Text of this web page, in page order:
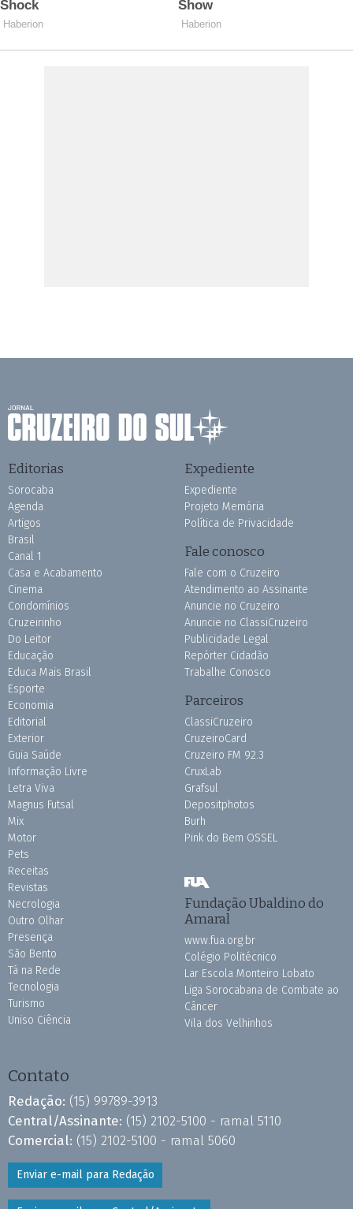
Editorias
Sorocaba
Agenda
Artigos
Brasil
Canal 1
Casa e Acabamento
Cinema
Condomínios
Cruzeirinho
Do Leitor
Educação
Educa Mais Brasil
Esporte
Economia
Editorial
Exterior
Guia Saúde
Informação Livre
Letra Viva
Magnus Futsal
Mix
Motor
Pets
Receitas
Revistas
Necrologia
Outro Olhar
Presença
São Bento
Tá na Rede
Tecnologia
Turismo
Uniso Ciência
Expediente
Expediente
Projeto Memória
Política de Privacidade
Fale conosco
Fale com o Cruzeiro
Atendimento ao Assinante
Anuncie no Cruzeiro
Anuncie no ClassiCruzeiro
Publicidade Legal
Repórter Cidadão
Trabalhe Conosco
Parceiros
ClassiCruzeiro
CruzeiroCard
Cruzeiro FM 92.3
CruxLab
Grafsul
Depositphotos
Burh
Pink do Bem OSSEL
Fundação Ubaldino do
Amaral
www.fua.org.br
Colégio Politécnico
Lar Escola Monteiro Lobato
Liga Sorocabana de Combate ao
Câncer
Vila dos Velhinhos
Contato
Redação: (15) 99789-3913
Central/Assinante: (15) 2102-5100 - ramal 5110
Comercial: (15) 2102-5100 - ramal 5060
Enviar e-mail para Redação